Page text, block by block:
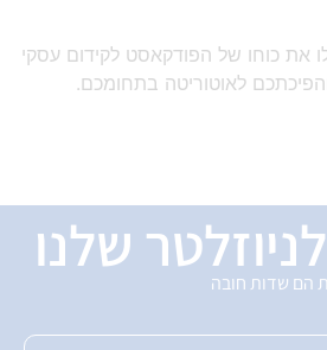
את כוחו של הפודקאסט לקידום עסקי
לאוטוריטה בתחומכם.
שלנו
הם שדות חובה